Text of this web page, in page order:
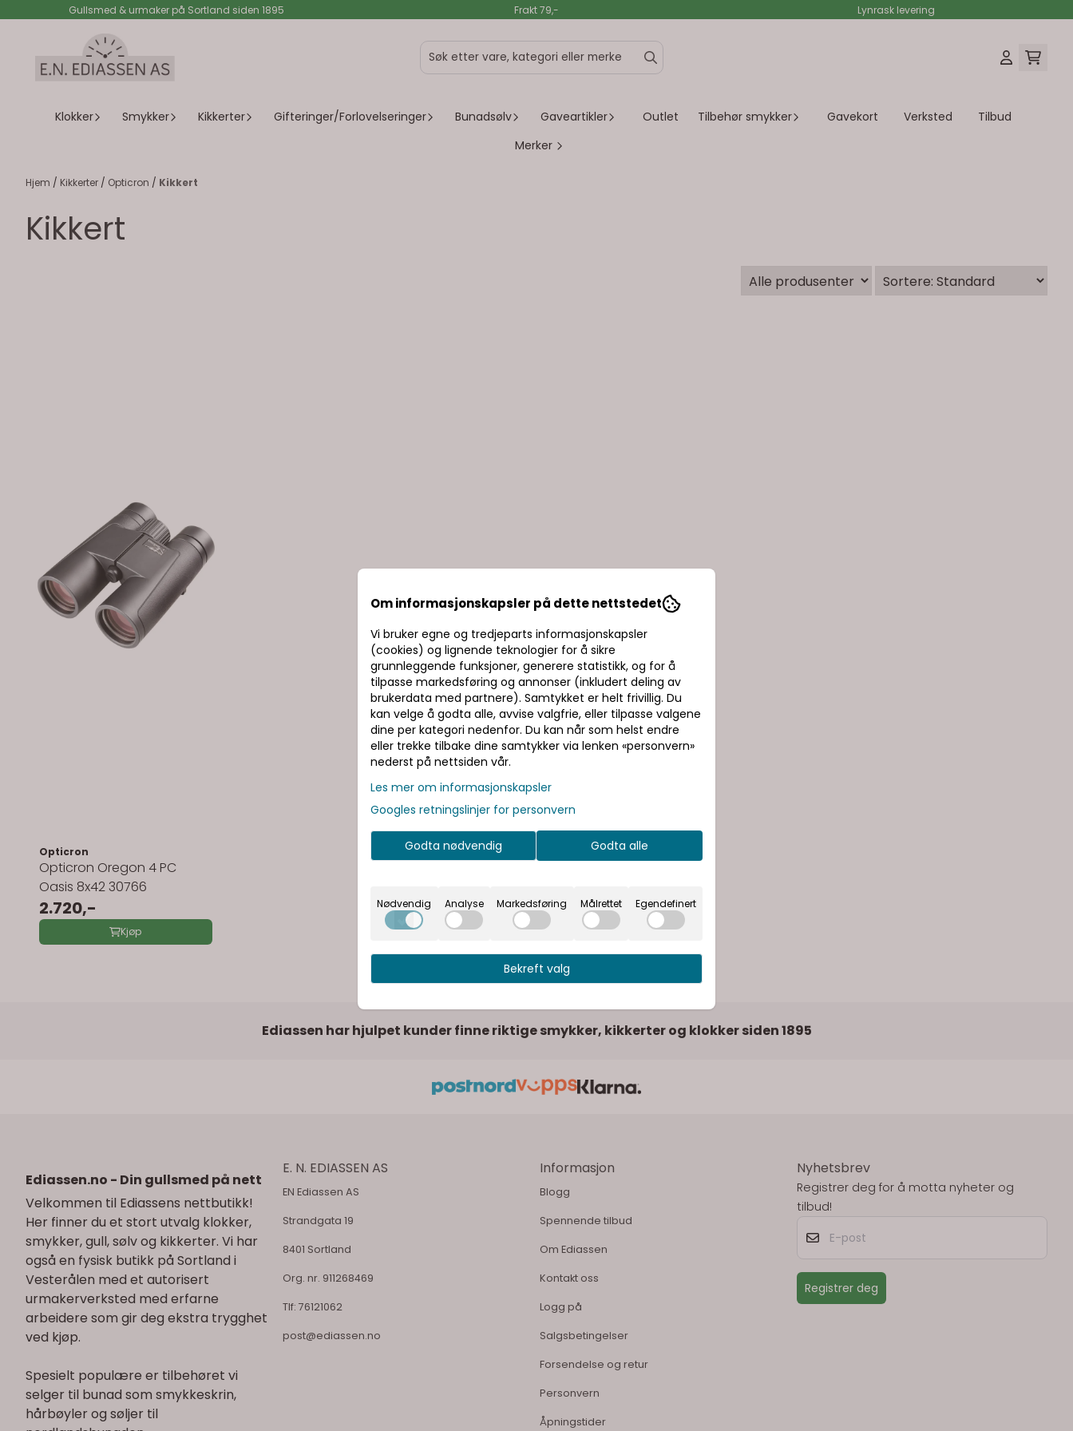
Hopp til innholdGullsmed & urmaker på Sortland siden 1895 Frakt 79,- Lynrask levering
Klokker Smykker Kikkerter Gifteringer/Forlovelseringer Bunadsølv Gaveartikler Outlet Tilbehør smykker Gavekort Verksted
Tilbud
Merker
Hjem / Kikkerter / Opticron / Kikkert
Kikkert
Opticron
Opticron Oregon 4 PC
Oasis 8x42 30766
2.720,-
Kjøp
Ediassen har hjulpet kunder finne riktige smykker, kikkerter og klokker siden 1895
Ediassen.no - Din gullsmed på nett
Velkommen til Ediassens nettbutikk!
Her finner du et stort utvalg klokker,
smykker, gull, sølv og kikkerter. Vi har
også en fysisk butikk på Sortland i
Vesterålen med et autorisert
urmakerverksted med erfarne
arbeidere som gir deg ekstra trygghet
ved kjøp.
Spesielt populære er tilbehøret vi
selger til bunad som smykkeskrin,
hårbøyler og søljer til
E. N. EDIASSEN AS
EN Ediassen AS
Strandgata 19
8401 Sortland
Org. nr. 911268469
Tlf: 76121062
post@ediassen.no
Informasjon
Blogg
Spennende tilbud
Om Ediassen
Kontakt oss
Logg på
Salgsbetingelser
Forsendelse og retur
Personvern
Åpningstider
Nyhetsbrev
Registrer deg for å motta nyheter og
tilbud!
Registrer deg
Om informasjonskapsler på dette nettstedet
Vi bruker egne og tredjeparts informasjonskapsler
(cookies) og lignende teknologier for å sikre
grunnleggende funksjoner, generere statistikk, og for å
tilpasse markedsføring og annonser (inkludert deling av
brukerdata med partnere). Samtykket er helt frivillig. Du
kan velge å godta alle, avvise valgfrie, eller tilpasse valgene
dine per kategori nedenfor. Du kan når som helst endre
eller trekke tilbake dine samtykker via lenken «personvern»
nederst på nettsiden vår.
Les mer om informasjonskapsler
Googles retningslinjer for personvern
Godta nødvendig Godta alle
Nødvendig Analyse Markedsføring Målrettet Egendefinert
Bekreft valg